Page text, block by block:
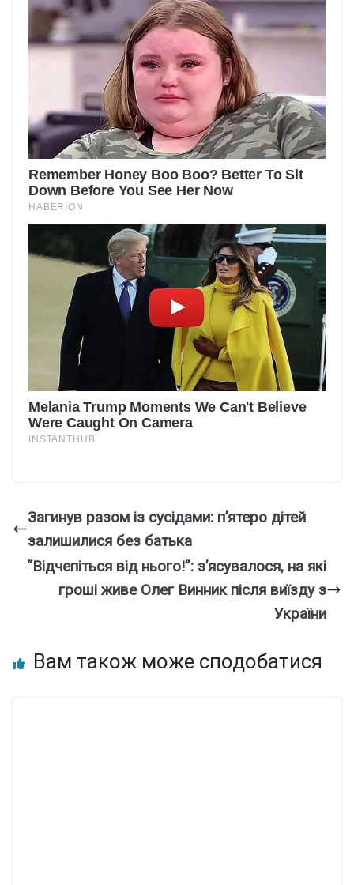
Загинув разом із сусідами: п’ятеро дітей
залишилися без батька
“Відчепіться від нього!”: з’ясувалося, на які
гроші живе Олег Винник після виїзду з
України
Вам також може сподобатися